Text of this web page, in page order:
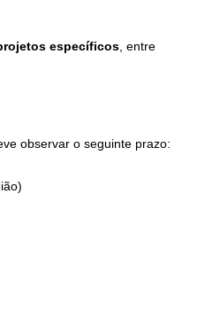
específicos , entre
observar o seguinte prazo: